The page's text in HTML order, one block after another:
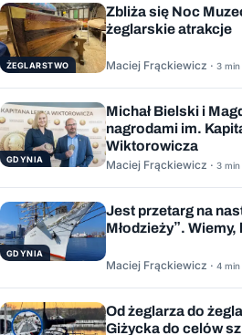
ŻEGLARSTWO
Zbliża się Noc
żeglarskie atrakcje
Maciej Frąckiewicz · 3
GDYNIA
Michał Bielski i
nagrodami im.
Wiktorowicza
Maciej Frąckiewicz · 3
GDYNIA
Jest przetarg na
Młodzieży”.
Maciej Frąckiewicz · 4
Od żeglarza do
Giżycka do celów